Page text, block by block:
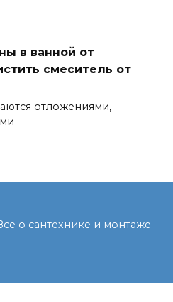
в ванной от
смеситель от
отложениями,
о сантехнике и монтаже